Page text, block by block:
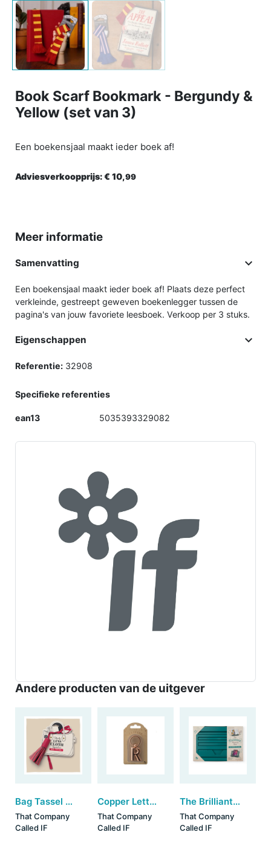
Book Scarf Bookmark - Bergundy &
Yellow (set van 3)
Een boekensjaal maakt ieder boek af!
Adviesverkoopprijs:€ 10,99
Meer informatie
Samenvatting 
Een boekensjaal maakt ieder boek af! Plaats deze perfect
verkleinde, gestreept geweven boekenlegger tussen de
pagina's van jouw favoriete leesboek. Verkoop per 3 stuks.
Eigenschappen 
Referentie: 32908
Specifieke referenties
ean13 5035393329082
Andere producten van de uitgever
Bag Tassel Lens Cloth - Burgundy (set van 3)
That Company
Called IF
Copper Letter Keyring - R (set van 3)
That Company
Called IF
The Brilliant Reading Rest - Teal Green
That Company
Called IF